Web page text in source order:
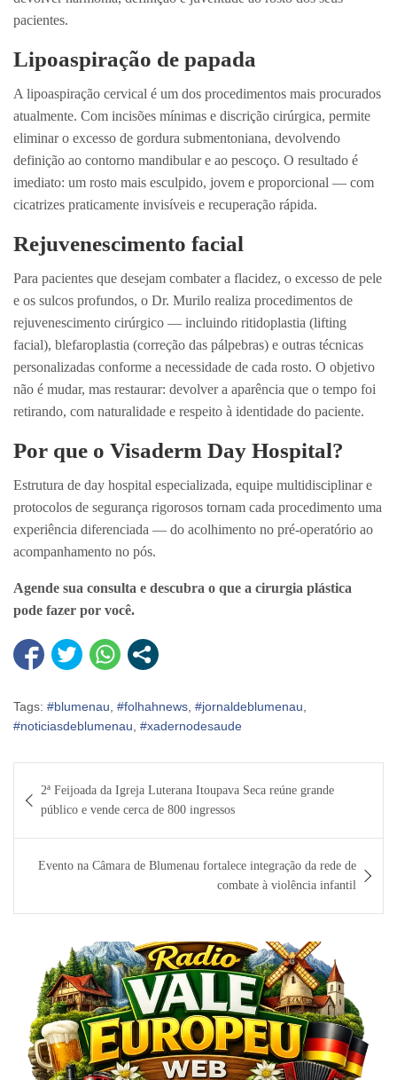
pacientes.
Lipoaspiração de papada
A lipoaspiração cervical é um dos procedimentos mais procurados
atualmente. Com incisões mínimas e discrição cirúrgica, permite
eliminar o excesso de gordura submentoniana, devolvendo
definição ao contorno mandibular e ao pescoço. O resultado é
imediato: um rosto mais esculpido, jovem e proporcional — com
cicatrizes praticamente invisíveis e recuperação rápida.
Rejuvenescimento facial
Para pacientes que desejam combater a flacidez, o excesso de pele
e os sulcos profundos, o Dr. Murilo realiza procedimentos de
rejuvenescimento cirúrgico — incluindo ritidoplastia (lifting
facial), blefaroplastia (correção das pálpebras) e outras técnicas
personalizadas conforme a necessidade de cada rosto. O objetivo
não é mudar, mas restaurar: devolver a aparência que o tempo foi
retirando, com naturalidade e respeito à identidade do paciente.
Por que o Visaderm Day Hospital?
Estrutura de day hospital especializada, equipe multidisciplinar e
protocolos de segurança rigorosos tornam cada procedimento uma
experiência diferenciada — do acolhimento no pré-operatório ao
acompanhamento no pós.
Agende sua consulta e descubra o que a cirurgia plástica
pode fazer por você.
Tags: #blumenau, #folhahnews, #jornaldeblumenau,
#noticiasdeblumenau, #xadernodesaude
de
Post
2ª Feijoada da Igreja Luterana Itoupava Seca reúne grande
público e vende cerca de 800 ingressos
Evento na Câmara de Blumenau fortalece integração da rede de
combate à violência infantil